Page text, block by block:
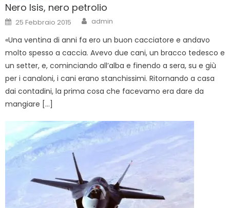
Nero Isis, nero petrolio
Posted
on
25 Febbraio 2015 Author
admin
«Una ventina di anni fa ero un buon cacciatore e andavo
molto spesso a caccia. Avevo due cani, un bracco tedesco e
un setter, e, cominciando all’alba e finendo a sera, su e giù
per i canaloni, i cani erano stanchissimi. Ritornando a casa
dai contadini, la prima cosa che facevamo era dare da
mangiare […]